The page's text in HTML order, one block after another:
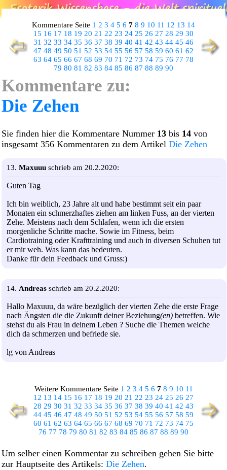
Kommentare Seite 1 2 3 4 5 6 7 8 9 10 11 12 13 14
15 16 17 18 19 20 21 22 23 24 25 26 27 28 29 30
31 32 33 34 35 36 37 38 39 40 41 42 43 44 45 46
47 48 49 50 51 52 53 54 55 56 57 58 59 60 61 62
63 64 65 66 67 68 69 70 71 72 73 74 75 76 77 78
79 80 81 82 83 84 85 86 87 88 89 90
Kommentare zu:
Die Zehen
Sie finden hier die Kommentare Nummer 13 bis 14 von
insgesamt 356 Kommentaren zu dem Artikel Die Zehen
13. Maxuuu schrieb am 20.2.2020:
Guten Tag
Ich bin weiblich, 23 Jahre alt und habe bestimmt seit ein paar
Monaten ein schmerzhaftes ziehen am linken Fuss, an der vierten
Zehe. Meistens nach dem Schlafen, wenn ich die ersten
morgenliche Schritte mache. Sowie im Fitness, beim
Cardiotraining oder Krafttraining und auch in diversen Schuhen tut
er mir weh. Was kann das bedeuten.
Danke für dein Feedback und Gruss:)
14. Andreas schrieb am 20.2.2020:
Hallo Maxuuu, da wäre bezüglich der vierten Zehe die erste Frage
nach Ängsten die die Zukunft deiner Beziehung(en) betreffen. Wie
stehst du als Frau in deinem Leben ? Suche die Themen welche
dich da schmerzen und befriede sie.
lg von Andreas
Weitere Kommentare Seite 1 2 3 4 5 6 7 8 9 10 11
12 13 14 15 16 17 18 19 20 21 22 23 24 25 26 27
28 29 30 31 32 33 34 35 36 37 38 39 40 41 42 43
44 45 46 47 48 49 50 51 52 53 54 55 56 57 58 59
60 61 62 63 64 65 66 67 68 69 70 71 72 73 74 75
76 77 78 79 80 81 82 83 84 85 86 87 88 89 90
Um selber einen Kommentar zu schreiben gehen Sie bitte
zur Hauptseite des Artikels: Die Zehen.